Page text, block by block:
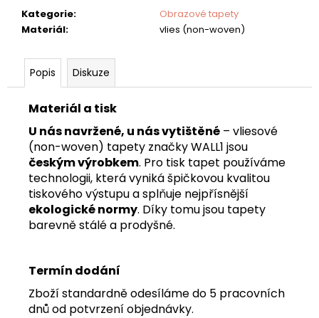
Kategorie:
Obrazové tapety
Materiál: vlies (non-woven)
Popis Diskuze
Materiál a tisk
U nás navržené, u nás vytištěné – vliesové
(non-woven) tapety značky WALL1 jsou
českým výrobkem. Pro tisk tapet používáme
technologii, která vyniká špičkovou kvalitou
tiskového výstupu a splňuje nejpřísnější
ekologické normy. Díky tomu jsou tapety
barevně stálé a prodyšné.
Termín dodání
Zboží standardně odesíláme do 5 pracovních
dnů od potvrzení objednávky.
e
NET